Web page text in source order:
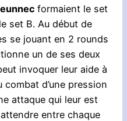
formaient le set
le set B. Au début de
se jouant en 2 rounds
un de ses deux
invoquer leur aide à
combat d’une pression
attaque qui leur est
entre chaque